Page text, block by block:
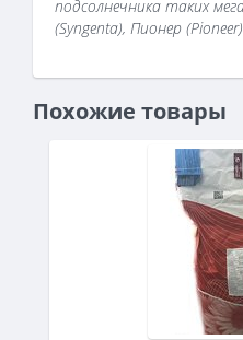
подсолнечника таких
(Syngenta), Пионер
Похожие товары